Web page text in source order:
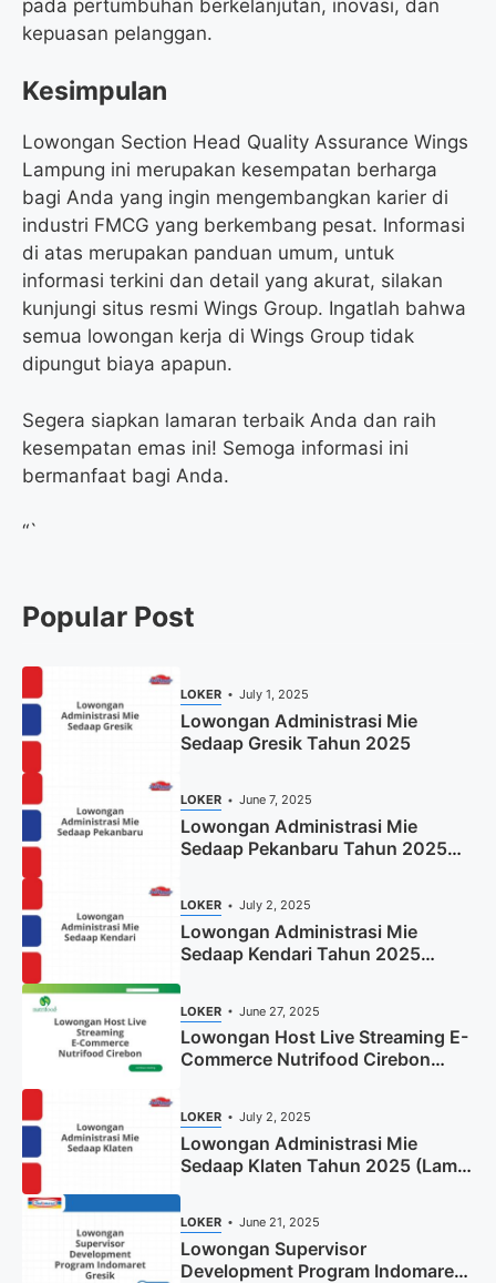
pada pertumbuhan berkelanjutan, inovasi, dan
kepuasan pelanggan.
Kesimpulan
Lowongan Section Head Quality Assurance Wings
Lampung ini merupakan kesempatan berharga
bagi Anda yang ingin mengembangkan karier di
industri FMCG yang berkembang pesat. Informasi
di atas merupakan panduan umum, untuk
informasi terkini dan detail yang akurat, silakan
kunjungi situs resmi Wings Group. Ingatlah bahwa
semua lowongan kerja di Wings Group tidak
dipungut biaya apapun.
Segera siapkan lamaran terbaik Anda dan raih
kesempatan emas ini! Semoga informasi ini
bermanfaat bagi Anda.
“`
Popular Post
LOKER July 1, 2025
Lowongan Administrasi Mie
Sedaap Gresik Tahun 2025
LOKER June 7, 2025
Lowongan Administrasi Mie
Sedaap Pekanbaru Tahun 2025
LOKER July 2, 2025
Lowongan Administrasi Mie
Sedaap Kendari Tahun 2025
LOKER June 27, 2025
Lowongan Host Live Streaming E-
Commerce Nutrifood Cirebon
LOKER July 2, 2025
Lowongan Administrasi Mie
Sedaap Klaten Tahun 2025 (Lamar
LOKER June 21, 2025
Lowongan Supervisor
Development Program Indomaret